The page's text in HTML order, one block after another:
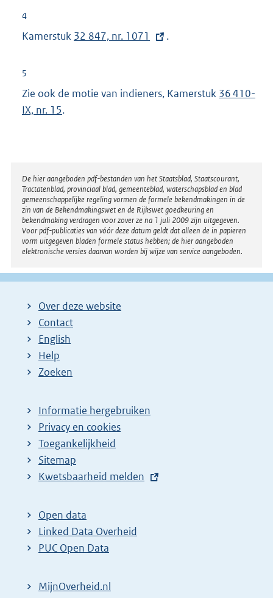
4
Kamerstuk E
n
k
:
32 847, nr. 1071 .
5
Zie ook de motie van indieners, Kamerstuk 36 410-
IX, nr. 15.
Disclaimer
De hier aangeboden pdf-bestanden van het Staatsblad, Staatscourant,
Tractatenblad, provinciaal blad, gemeenteblad, waterschapsblad en blad
gemeenschappelijke regeling vormen de formele bekendmakingen in de
zin van de Bekendmakingswet en de Rijkswet goedkeuring en
bekendmaking verdragen voor zover ze na 1 juli 2009 zijn uitgegeven.
Voor pdf-publicaties van vóór deze datum geldt dat alleen de in papieren
vorm uitgegeven bladen formele status hebben; de hier aangeboden
elektronische versies daarvan worden bij wijze van service aangeboden.
Over deze website
Contact
English
Help
Zoeken
Informatie hergebruiken
Privacy en cookies
Toegankelijkheid
Sitemap
E
t
e
r
l
Kwetsbaarheid melden
Open data
Linked Data Overheid
PUC Open Data
MijnOverheid.nl